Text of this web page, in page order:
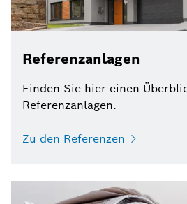
Referenzanlagen
Finden Sie hier einen
Referenzanlagen.
Zu den Referenzen